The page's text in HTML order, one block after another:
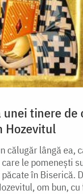
tinere de
Hozevitul
călugăr lângă ea,
le pomeneşti
în Biserică.
om bun,